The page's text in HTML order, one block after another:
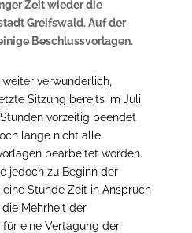
Zeit wieder die
Greifswald. Auf der
Beschlussvorlagen.
verwunderlich,
Sitzung bereits im Juli
vorzeitig beendet
lange nicht alle
bearbeitet worden.
jedoch zu Beginn der
Stunde Zeit in Anspruch
Mehrheit der
eine Vertagung der